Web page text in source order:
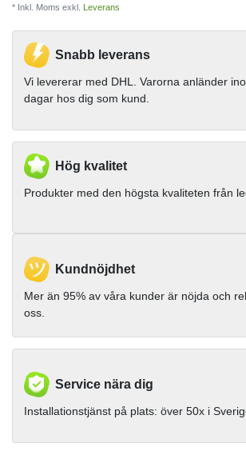
* Inkl. Moms exkl. Leverans
Snabb leverans
Vi levererar med DHL. Varorna anländer
dagar hos dig som kund.
Hög kvalitet
Produkter med den högsta kvaliteten från
Kundnöjdhet
Mer än 95% av våra kunder är nöjda och
oss.
Service nära dig
Installationstjänst på plats: över 50x i